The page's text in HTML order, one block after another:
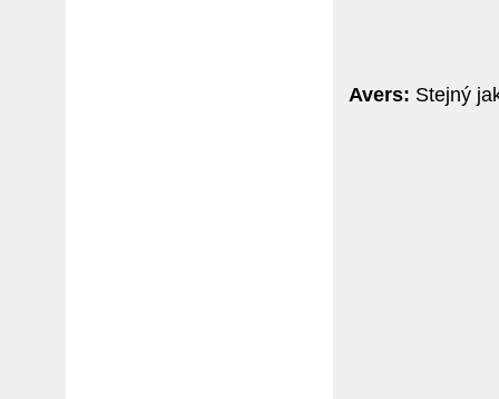
Avers: Stejný